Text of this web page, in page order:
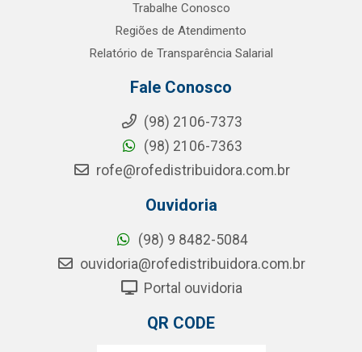
Trabalhe Conosco
Regiões de Atendimento
Relatório de Transparência Salarial
Fale Conosco
(98) 2106-7373
(98) 2106-7363
rofe@rofedistribuidora.com.br
Ouvidoria
(98) 9 8482-5084
ouvidoria@rofedistribuidora.com.br
Portal ouvidoria
QR CODE